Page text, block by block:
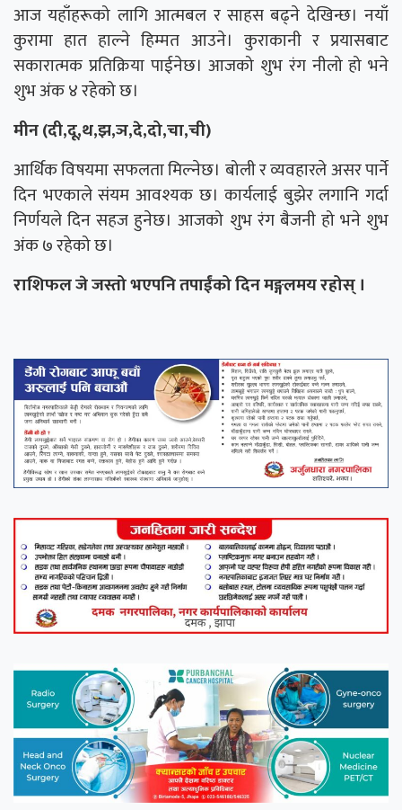
आज यहाँहरूको लागि आत्मबल र साहस बढ्ने देखिन्छ। नयाँ
कुरामा हात हाल्ने हिम्मत आउने। कुराकानी र प्रयासबाट
सकारात्मक प्रतिक्रिया पाईनेछ। आजको शुभ रंग नीलो हो भने
शुभ अंक ४ रहेको छ।
मीन (दी,दू,थ,झ,ञ,दे,दो,चा,ची)
आर्थिक विषयमा सफलता मिल्नेछ। बोली र व्यवहारले असर पार्ने
दिन भएकाले संयम आवश्यक छ। कार्यलाई बुझेर लगानि गर्दा
निर्णयले दिन सहज हुनेछ। आजको शुभ रंग बैजनी हो भने शुभ
अंक ७ रहेको छ।
राशिफल जे जस्तो भएपनि तपाईंको दिन मङ्गलमय रहोस् ।